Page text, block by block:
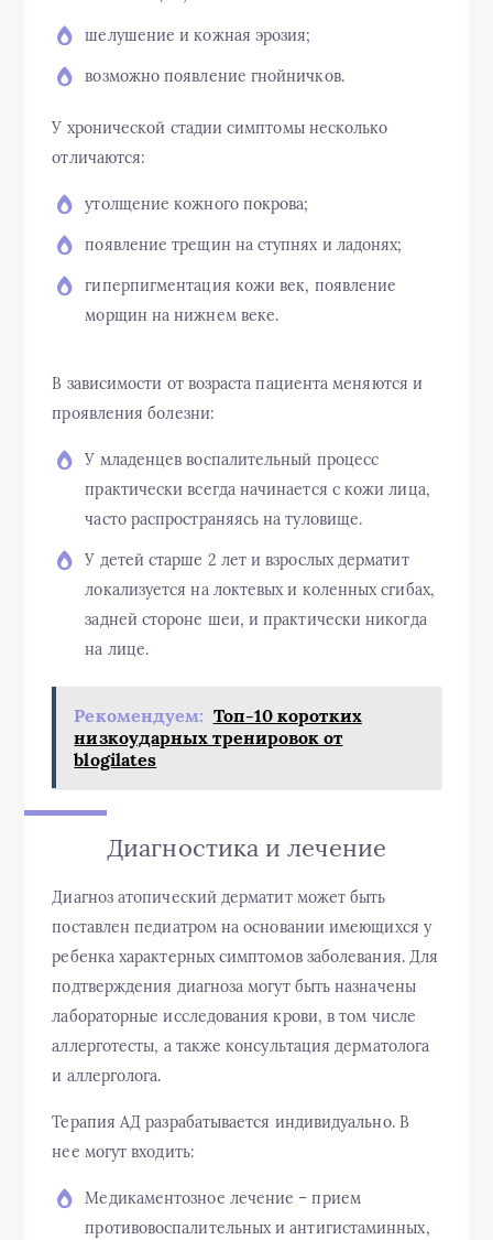
шелушение и кожная эрозия;
возможно появление гнойничков.
У хронической стадиисимптомы несколько
отличаются:
утолщение кожного покрова;
появление трещин на ступнях и ладонях;
гиперпигментация кожи век, появление
морщин на нижнем веке.
В зависимости от возраста пациента меняются и
проявления болезни:
У младенцеввоспалительный процесс
практически всегда начинается с кожи лица,
часто распространяясь на туловище.
У детей старше 2 лет и взрослых дерматит
локализуется на локтевых и коленных сгибах,
задней стороне шеи, и практически никогда
на лице.
Рекомендуем: Топ-10 коротких
низкоударных тренировок от
blogilates
Диагностика и лечение
Диагноз атопический дерматит может быть
поставлен педиатром на основании имеющихся у
ребенка характерных симптомов заболевания. Для
подтверждения диагноза могут быть назначены
лабораторные исследования крови, в том числе
аллерготесты, а также консультация дерматолога
и аллерголога.
Терапия АД разрабатывается индивидуально. В
нее могут входить:
Медикаментозное лечение – прием
противовоспалительных и антигистаминных,